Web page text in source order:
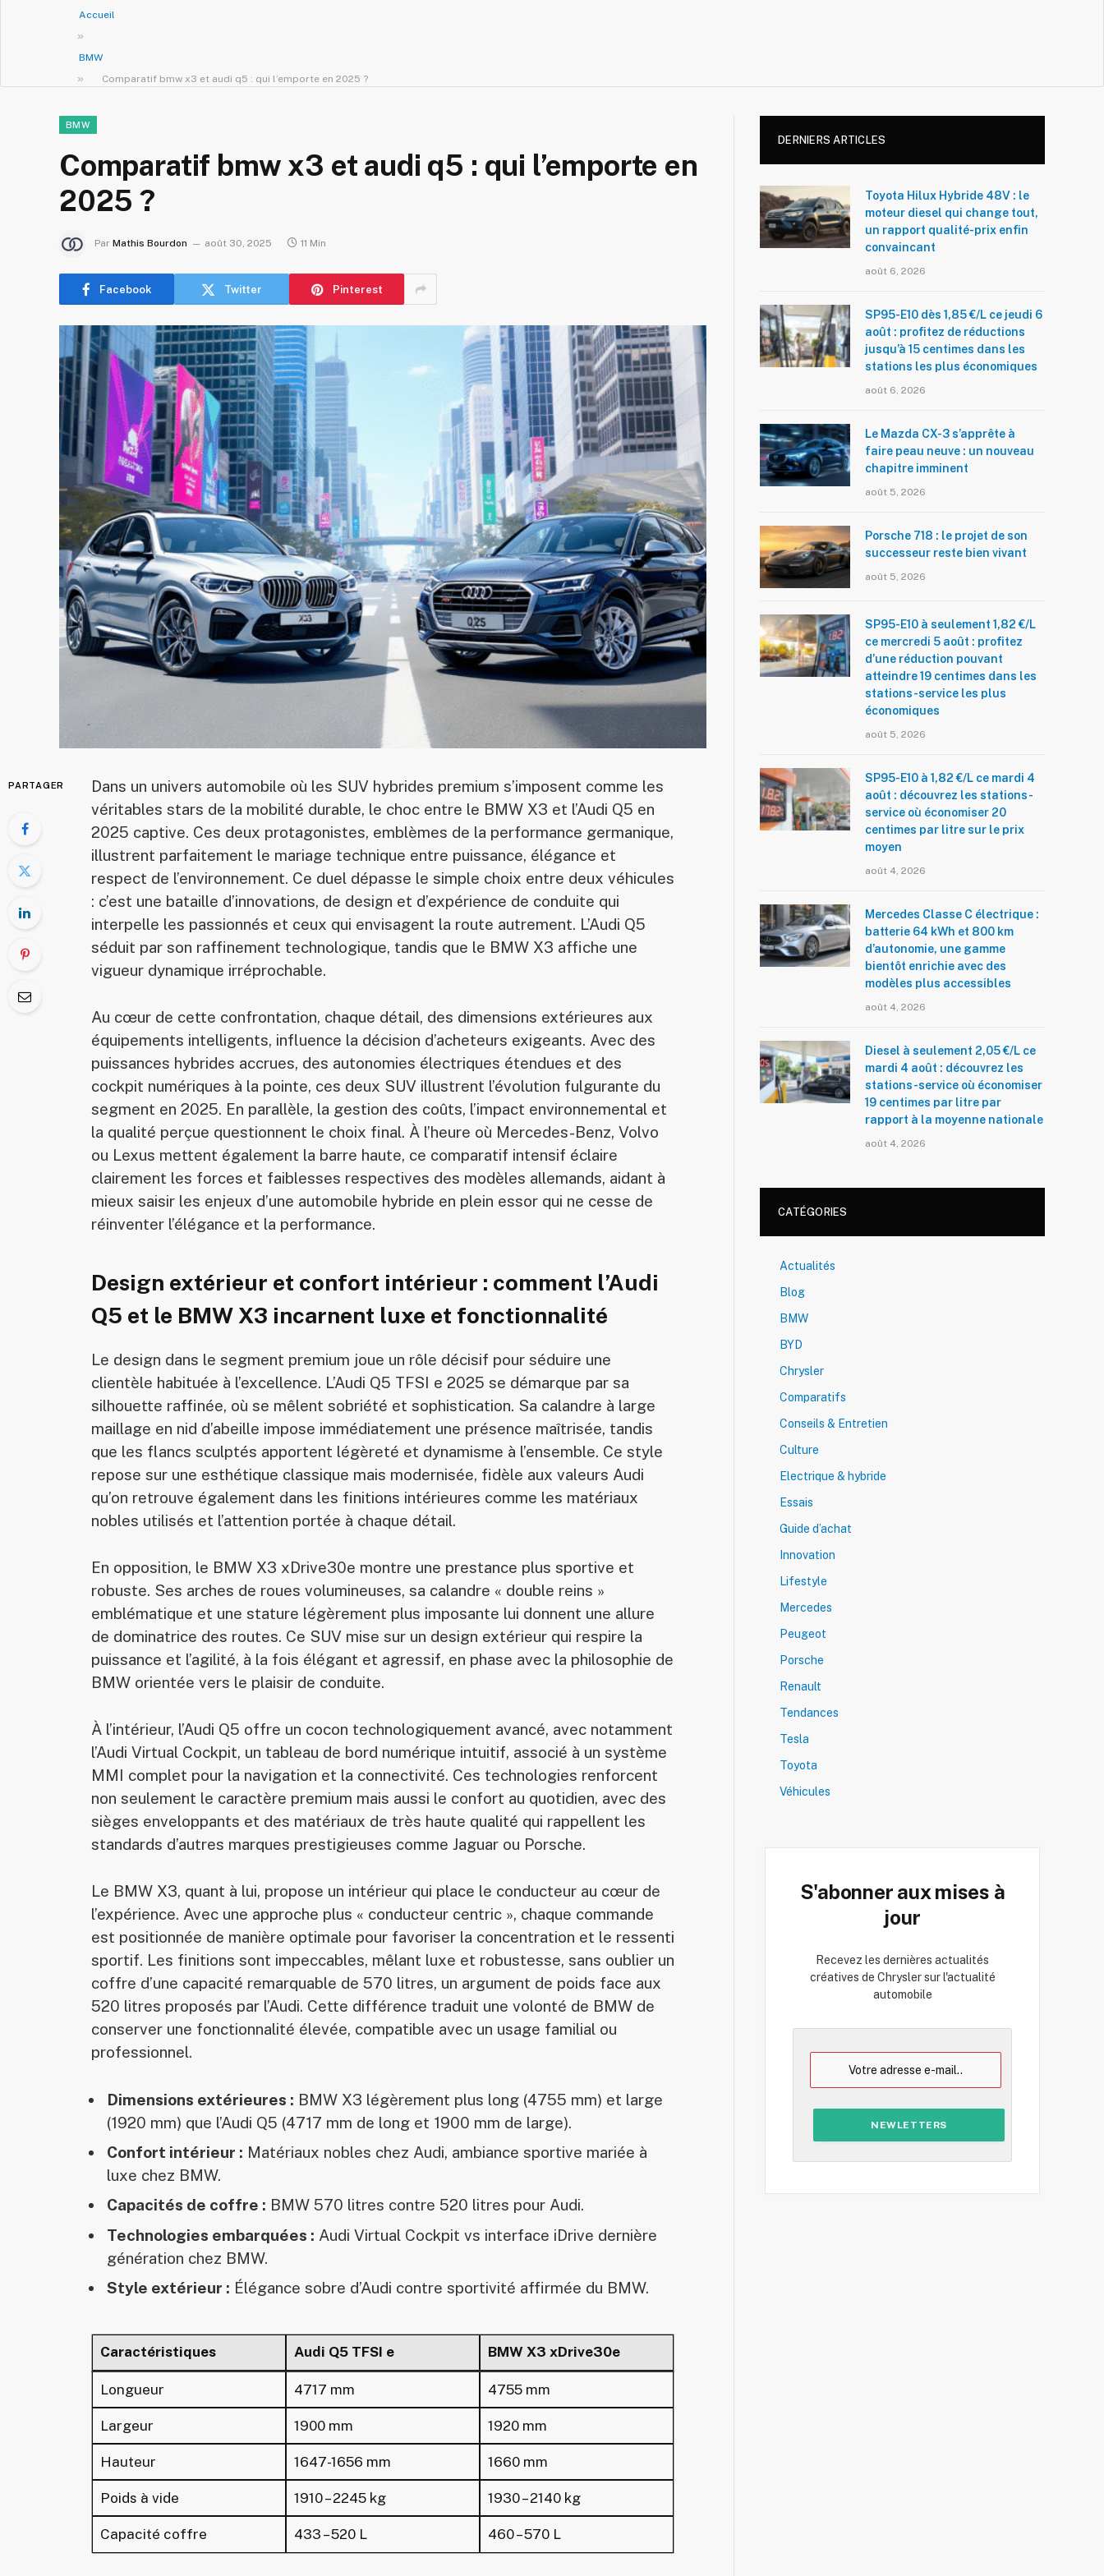
Accueil
»
BMW
» Comparatif bmw x3 et audi q5 : qui l’emporte en 2025 ?
BMW
Comparatif bmw x3 et audi q5 : qui l’emporte en
2025 ?
Par Mathis Bourdon août 30, 2025 11 Min
Facebook Twitter Pinterest
PARTAGER
Dans un univers automobile où les SUV hybrides premium s’imposent comme les
véritables stars de la mobilité durable, le choc entre le BMW X3 et l’Audi Q5 en
2025 captive. Ces deux protagonistes, emblèmes de la performance germanique,
illustrent parfaitement le mariage technique entre puissance, élégance et
respect de l’environnement. Ce duel dépasse le simple choix entre deux véhicules
: c’est une bataille d’innovations, de design et d’expérience de conduite qui
interpelle les passionnés et ceux qui envisagent la route autrement. L’Audi Q5
séduit par son raffinement technologique, tandis que le BMW X3 affiche une
vigueur dynamique irréprochable.
Au cœur de cette confrontation, chaque détail, des dimensions extérieures aux
équipements intelligents, influence la décision d’acheteurs exigeants. Avec des
puissances hybrides accrues, des autonomies électriques étendues et des
cockpit numériques à la pointe, ces deux SUV illustrent l’évolution fulgurante du
segment en 2025. En parallèle, la gestion des coûts, l’impact environnemental et
la qualité perçue questionnent le choix final. À l’heure où Mercedes-Benz, Volvo
ou Lexus mettent également la barre haute, ce comparatif intensif éclaire
clairement les forces et faiblesses respectives des modèles allemands, aidant à
mieux saisir les enjeux d’une automobile hybride en plein essor qui ne cesse de
réinventer l’élégance et la performance.
Design extérieur et confort intérieur : comment l’Audi
Q5 et le BMW X3 incarnent luxe et fonctionnalité
Le design dans le segment premium joue un rôle décisif pour séduire une
clientèle habituée à l’excellence. L’Audi Q5 TFSI e 2025 se démarque par sa
silhouette raffinée, où se mêlent sobriété et sophistication. Sa calandre à large
maillage en nid d’abeille impose immédiatement une présence maîtrisée, tandis
que les flancs sculptés apportent légèreté et dynamisme à l’ensemble. Ce style
repose sur une esthétique classique mais modernisée, fidèle aux valeurs Audi
qu’on retrouve également dans les finitions intérieures comme les matériaux
nobles utilisés et l’attention portée à chaque détail.
En opposition, le BMW X3 xDrive30e montre une prestance plus sportive et
robuste. Ses arches de roues volumineuses, sa calandre « double reins »
emblématique et une stature légèrement plus imposante lui donnent une allure
de dominatrice des routes. Ce SUV mise sur un design extérieur qui respire la
puissance et l’agilité, à la fois élégant et agressif, en phase avec la philosophie de
BMW orientée vers le plaisir de conduite.
À l’intérieur, l’Audi Q5 offre un cocon technologiquement avancé, avec notamment
l’Audi Virtual Cockpit, un tableau de bord numérique intuitif, associé à un système
MMI complet pour la navigation et la connectivité. Ces technologies renforcent
non seulement le caractère premium mais aussi le confort au quotidien, avec des
sièges enveloppants et des matériaux de très haute qualité qui rappellent les
standards d’autres marques prestigieuses comme Jaguar ou Porsche.
Le BMW X3, quant à lui, propose un intérieur qui place le conducteur au cœur de
l’expérience. Avec une approche plus « conducteur centric », chaque commande
est positionnée de manière optimale pour favoriser la concentration et le ressenti
sportif. Les finitions sont impeccables, mêlant luxe et robustesse, sans oublier un
coffre d’une capacité remarquable de 570 litres, un argument de poids face aux
520 litres proposés par l’Audi. Cette différence traduit une volonté de BMW de
conserver une fonctionnalité élevée, compatible avec un usage familial ou
professionnel.
Dimensions extérieures : BMW X3 légèrement plus long (4755 mm) et large
(1920 mm) que l’Audi Q5 (4717 mm de long et 1900 mm de large).
Confort intérieur : Matériaux nobles chez Audi, ambiance sportive mariée à
luxe chez BMW.
Capacités de coffre : BMW 570 litres contre 520 litres pour Audi.
Technologies embarquées : Audi Virtual Cockpit vs interface iDrive dernière
génération chez BMW.
Style extérieur : Élégance sobre d’Audi contre sportivité affirmée du BMW.
Caractéristiques Audi Q5 TFSI e BMW X3 xDrive30e
Longueur 4717 mm 4755 mm
Largeur 1900 mm 1920 mm
Hauteur 1647-1656 mm 1660 mm
Poids à vide 1910 – 2245 kg 1930 – 2140 kg
Capacité coffre 433 – 520 L 460 – 570 L
DERNIERS ARTICLES
Toyota Hilux Hybride 48V : le
moteur diesel qui change tout,
un rapport qualité-prix enfin
convaincant
août 6, 2026
SP95-E10 dès 1,85 €/L ce jeudi 6
août : profitez de réductions
jusqu’à 15 centimes dans les
stations les plus économiques
août 6, 2026
Le Mazda CX-3 s’apprête à
faire peau neuve : un nouveau
chapitre imminent
août 5, 2026
Porsche 718 : le projet de son
successeur reste bien vivant
août 5, 2026
SP95-E10 à seulement 1,82 €/L
ce mercredi 5 août : profitez
d’une réduction pouvant
atteindre 19 centimes dans les
stations-service les plus
économiques
août 5, 2026
SP95-E10 à 1,82 €/L ce mardi 4
août : découvrez les stations-
service où économiser 20
centimes par litre sur le prix
moyen
août 4, 2026
Mercedes Classe C électrique :
batterie 64 kWh et 800 km
d’autonomie, une gamme
bientôt enrichie avec des
modèles plus accessibles
août 4, 2026
Diesel à seulement 2,05 €/L ce
mardi 4 août : découvrez les
stations-service où économiser
19 centimes par litre par
rapport à la moyenne nationale
août 4, 2026
CATÉGORIES
Actualités
Blog
BMW
BYD
Chrysler
Comparatifs
Conseils & Entretien
Culture
Electrique & hybride
Essais
Guide d’achat
Innovation
Lifestyle
Mercedes
Peugeot
Porsche
Renault
Tendances
Tesla
Toyota
Véhicules
S'abonner aux mises à
jour
Recevez les dernières actualités
créatives de Chrysler sur l'actualité
automobile